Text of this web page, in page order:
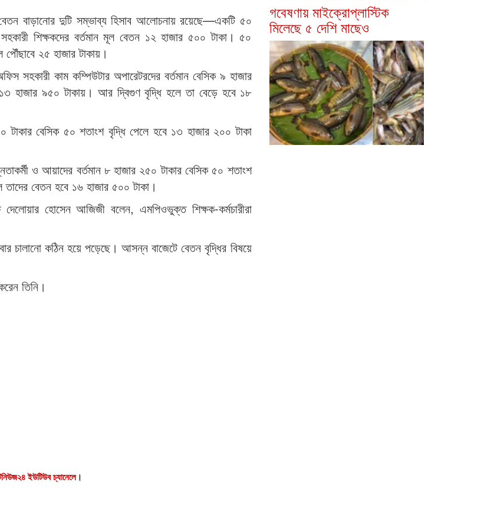
বাড়ানোর দুটি সম্ভাব্য হিসাব আলোচনায় রয়েছে—একটি ৫০
শিক্ষকদের বর্তমান মূল বেতন ১২ হাজার ৫০০ টাকা। ৫০
২৫ হাজার টাকায়।
সহকারী কাম কম্পিউটার অপারেটরদের বর্তমান বেসিক ৯ হাজার
হাজার ৯৫০ টাকায়। আর দ্বিগুণ বৃদ্ধি হলে তা বেড়ে হবে ১৮
টাকার বেসিক ৫০ শতাংশ বৃদ্ধি পেলে হবে ১৩ হাজার ২০০ টাকা
ও আয়াদের বর্তমান ৮ হাজার ২৫০ টাকার বেসিক ৫০ শতাংশ
বেতন হবে ১৬ হাজার ৫০০ টাকা।
হোসেন আজিজী বলেন, এমপিওভুক্ত শিক্ষক-কর্মচারীরা
চালানো কঠিন হয়ে পড়েছে। আসন্ন বাজেটে বেতন বৃদ্ধির বিষয়ে
তিনি।
ইউটিউব চ্যানেলে।
গবেষণায় মাইক্রোপ্লাস্টিক
মিলেছে ৫ দেশি মাছেও